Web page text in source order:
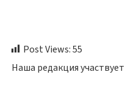
Post Views:55
Наша редакция